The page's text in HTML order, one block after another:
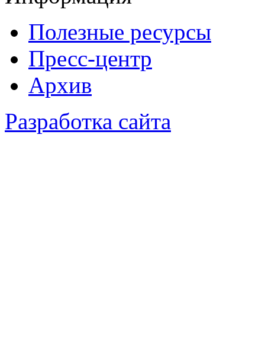
Полезные ресурсы
Пресс-центр
Архив
Разработка сайта